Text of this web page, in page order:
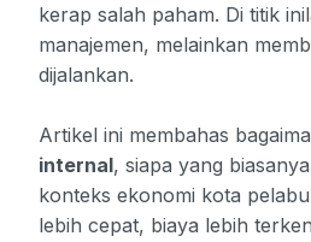
kerap salah paham. Di titik
manajemen, melainkan
dijalankan.
Artikel ini membahas
internal, siapa yang
konteks ekonomi kota
lebih cepat, biaya lebih